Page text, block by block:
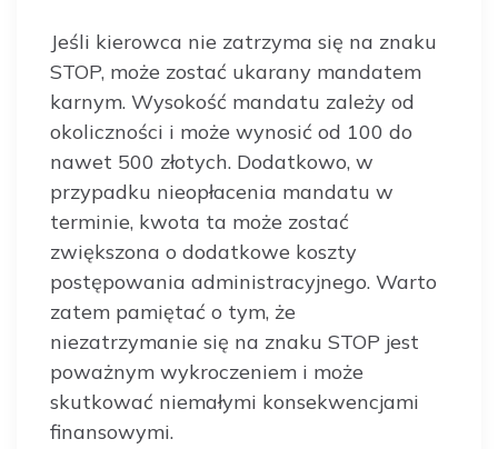
Jeśli kierowca nie zatrzyma się na znaku
STOP, może zostać ukarany mandatem
karnym. Wysokość mandatu zależy od
okoliczności i może wynosić od 100 do
nawet 500 złotych. Dodatkowo, w
przypadku nieopłacenia mandatu w
terminie, kwota ta może zostać
zwiększona o dodatkowe koszty
postępowania administracyjnego. Warto
zatem pamiętać o tym, że
niezatrzymanie się na znaku STOP jest
poważnym wykroczeniem i może
skutkować niemałymi konsekwencjami
finansowymi.